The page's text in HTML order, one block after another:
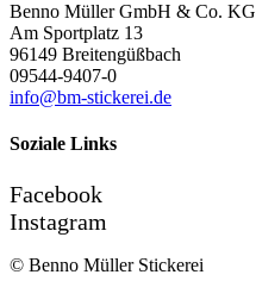
Benno Müller GmbH & Co. KG
Am Sportplatz 13
96149 Breitengüßbach
09544-9407-0
info@bm-stickerei.de
Soziale Links
Facebook
Instagram
© Benno Müller Stickerei